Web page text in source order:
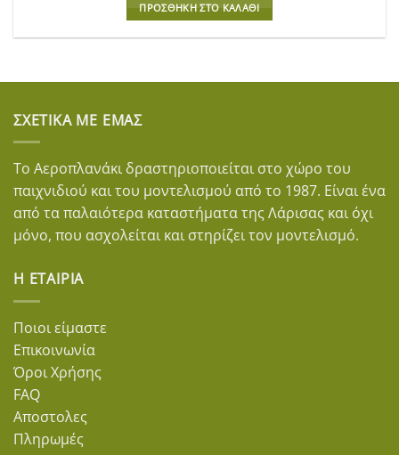
ΠΡΟΣΘΉΚΗ ΣΤΟ ΚΑΛΆΘΙ
ΣΧΕΤΙΚΆ ΜΕ ΕΜΆΣ
Το Αεροπλανάκι δραστηριοποιείται στο χώρο του
παιχνιδιού και του μοντελισμού από το 1987. Είναι ένα
από τα παλαιότερα καταστήματα της Λάρισας και όχι
μόνο, που ασχολείται και στηρίζει τον μοντελισμό.
Η ΕΤΑΙΡΊΑ
Ποιοι είμαστε
Επικοινωνία
Όροι Χρήσης
FAQ
Αποστολες
Πληρωμές